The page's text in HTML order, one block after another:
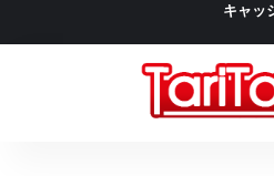
キャッ